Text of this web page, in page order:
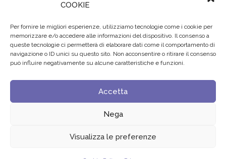
COOKIE
Per fornire le migliori esperienze, utilizziamo tecnologie come i cookie per
memorizzare e/o accedere alle informazioni del dispositivo. Il consenso a
queste tecnologie ci permetterà di elaborare dati come il comportamento di
navigazione o ID unici su questo sito. Non acconsentire o ritirare il consenso
può influire negativamente su alcune caratteristiche e funzioni.
Accetta
Nega
Visualizza le preferenze
secsolutionforum 2026: è Bologna la nuova capitale
Padre Benanti: «Intelligenza artificiale? Contro i nuovi
algoritmi del potere serve una governance condivisa»
Edvance – Digital Education Hub Higher Education